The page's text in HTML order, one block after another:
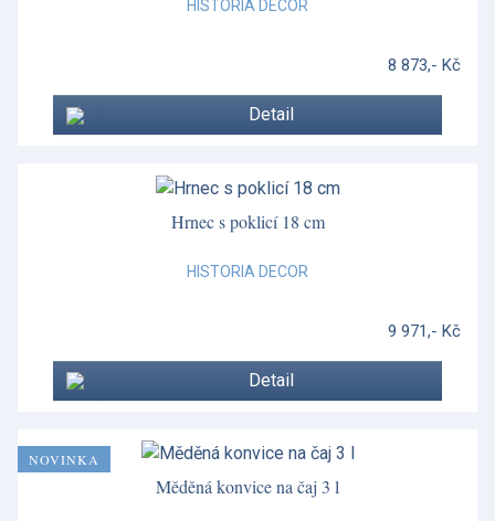
HISTORIA DECOR
8 873,- Kč
Detail
Hrnec s poklicí 18 cm
HISTORIA DECOR
9 971,- Kč
Detail
Měděná konvice na čaj 3 l
NOVINKA